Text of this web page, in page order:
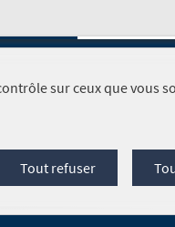
Conditions
sur ceux que vous
Tout refuser